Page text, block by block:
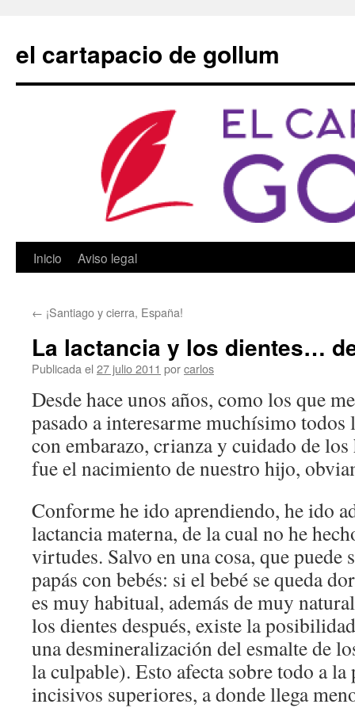
contenido
el cartapacio de gollum
Inicio Aviso legal
← ¡Santiago y cierra, España!
La lactancia y los dientes…
Publicada el 27 julio 2011 porcarlos
Desde hace unos años, como los que
pasado a interesarme muchísimo todos
con embarazo, crianza y cuidado de
fue el nacimiento de nuestro hijo,
Conforme he ido aprendiendo, he ido
lactancia materna, de la cual no he
virtudes. Salvo en una cosa, que puede
papás con bebés: si el bebé se queda
es muy habitual, además de muy
los dientes después, existe la
una desmineralización del esmalte de
la culpable). Esto afecta sobre todo a la
incisivos superiores, a donde llega